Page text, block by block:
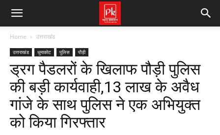
Home उत्तराखंड
उत्तराखंड धुमाकोट पुलिस पौड़ी
ड्रग पैडलरों के खिलाफ पौड़ी पुलिस
की बड़ी कार्यवाही,13 लाख के अवैध
गांजे के साथ पुलिस ने एक अभियुक्त
को किया गिरफ्तार